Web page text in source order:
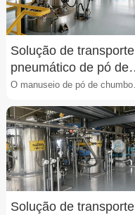
Solução de transporte
pneumático de pó de
chumbo
O manuseio de pó de chumbo
saúde dos operadore···
Solução de transporte